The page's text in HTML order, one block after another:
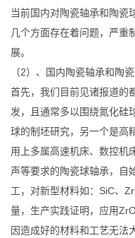
当前国内对陶瓷轴承和陶瓷
几个方面存在着问题，严重
展。
（2）、国内陶瓷轴承和陶
首先，我们目前见诸报道的
发，且通常多以围绕氮化硅
球的制坯研究，另一个是高
用上多属高速机床、数控机
声等要求的陶瓷球轴承，自
工，对新型材料如：SiC、
量，生产实践证明，应用
因造成好的材料和工艺无法